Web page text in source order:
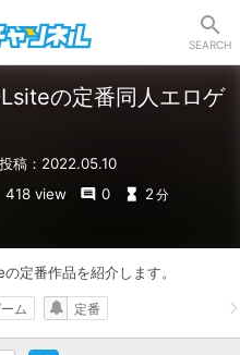
SEARCH
の定番同人エロゲ
投稿：2022.05.10
418 view 0 2 分
定番作品を紹介します。
ム 定番